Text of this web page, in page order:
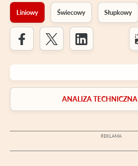
Liniowy Świecowy Słupkowy
ANALIZA TECHNICZNA